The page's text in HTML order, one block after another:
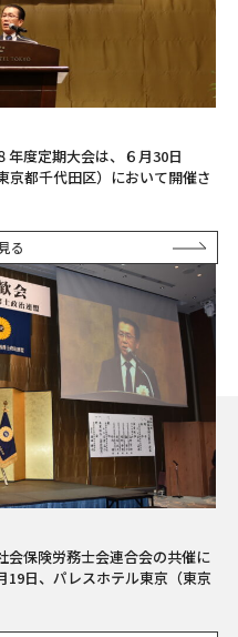
度定期大会は、６月30日
京都千代田区）において開催さ
る
会保険労務士会連合会の共催に
19日、パレスホテル東京（東京